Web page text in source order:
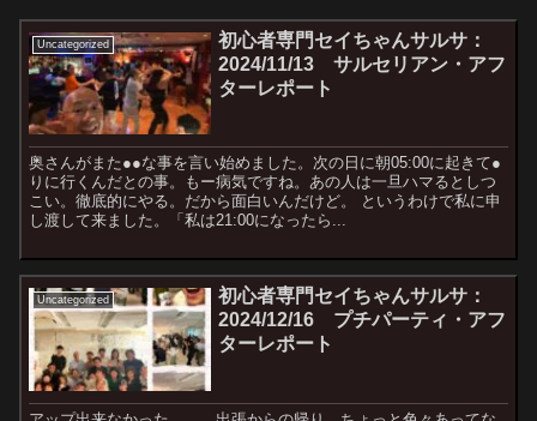
Uncategorized
初心者専門セイちゃんサルサ：
2024/11/13 サルセリアン・アフ
ターレポート
奥さんがまた●●な事を言い始めました。次の日に朝05:00に起きて●
りに行くんだとの事。もー病気ですね。あの人は一旦ハマるとしつ
こい。徹底的にやる。だから面白いんだけど。 というわけで私に申
し渡して来ました。「私は21:00になったら...
Uncategorized
初心者専門セイちゃんサルサ：
2024/12/16 プチパーティ・アフ
ターレポート